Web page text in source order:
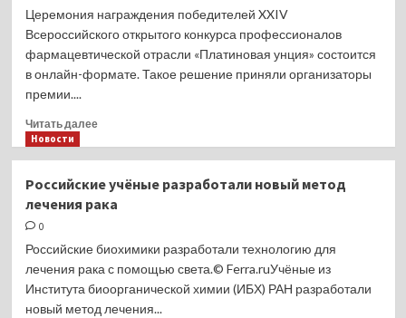
педиатрии»
Церемония награждения победителей XXIV
Всероссийского открытого конкурса профессионалов
фармацевтической отрасли «Платиновая унция» состоится
в онлайн-формате. Такое решение приняли организаторы
премии....
Читать далееПрочитать
награждения
победителей
унции»
в
онлайн-
формате
Новости
Российские учёные разработали новый метод
лечения рака
0
Российские биохимики разработали технологию для
лечения рака с помощью света.© Ferra.ruУчёные из
Института биоорганической химии (ИБХ) РАН разработали
новый метод лечения...